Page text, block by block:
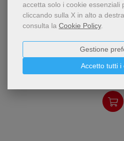
accetta solo i cookie essenziali
cliccando sulla X in alto a destra.
consulta la Cookie Policy.
Accetto tutti i
Gestione
L'autore, attento
«concreti» di
interpretarne
ideali, forte